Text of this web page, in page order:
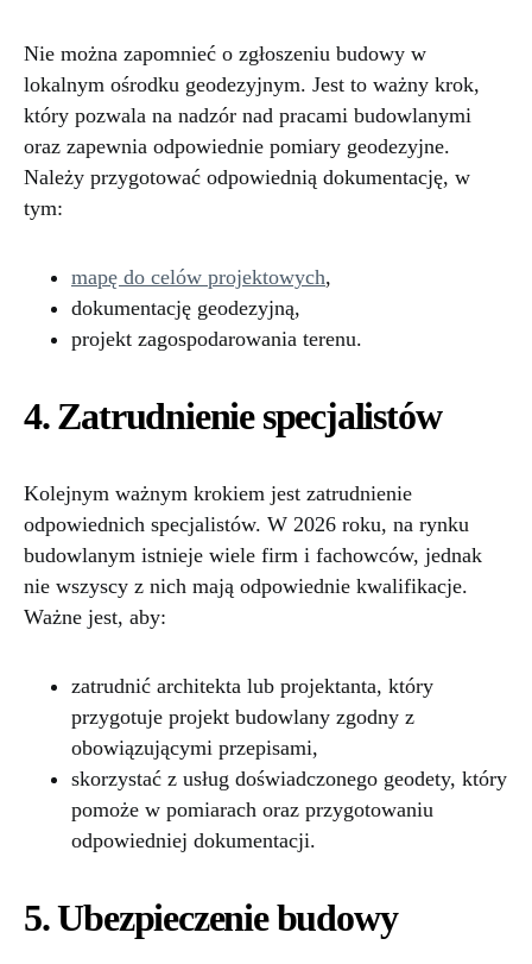
Nie można zapomnieć o zgłoszeniu budowy w
lokalnym ośrodku geodezyjnym. Jest to ważny krok,
który pozwala na nadzór nad pracami budowlanymi
oraz zapewnia odpowiednie pomiary geodezyjne.
Należy przygotować odpowiednią dokumentację, w
tym:
mapę do celów projektowych,
dokumentację geodezyjną,
projekt zagospodarowania terenu.
4. Zatrudnienie specjalistów
Kolejnym ważnym krokiem jest zatrudnienie
odpowiednich specjalistów. W 2026 roku, na rynku
budowlanym istnieje wiele firm i fachowców, jednak
nie wszyscy z nich mają odpowiednie kwalifikacje.
Ważne jest, aby:
zatrudnić architekta lub projektanta, który
przygotuje projekt budowlany zgodny z
obowiązującymi przepisami,
skorzystać z usług doświadczonego geodety, który
pomoże w pomiarach oraz przygotowaniu
odpowiedniej dokumentacji.
5. Ubezpieczenie budowy